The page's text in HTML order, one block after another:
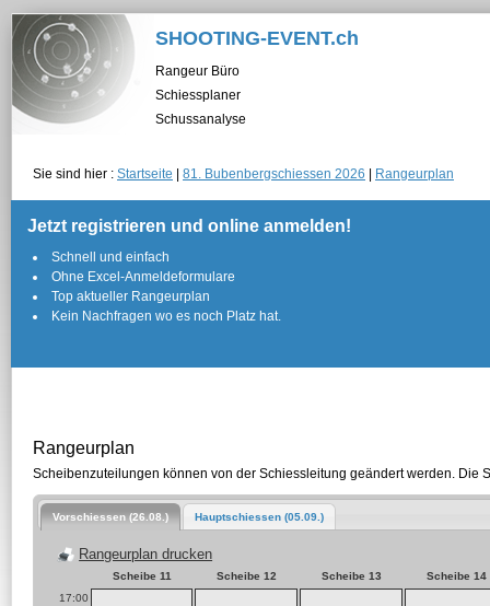
SHOOTING-EVENT.ch
Rangeur Büro
Schiessplaner
Schussanalyse
Sie sind hier : Startseite 81. Bubenbergschiessen 2026 Rangeurplan
Jetzt registrieren und online anmelden!
Schnell und einfach
Ohne Excel-Anmeldeformulare
Top aktueller Rangeurplan
Kein Nachfragen wo es noch Platz hat.
Rangeurplan
Scheibenzuteilungen können von der Schiessleitung geändert werden. Die
Vorschiessen (26.08.) Hauptschiessen (05.09.)
Rangeurplan drucken
Scheibe 11 Scheibe 12 Scheibe 13
Scheibe 14
17:00